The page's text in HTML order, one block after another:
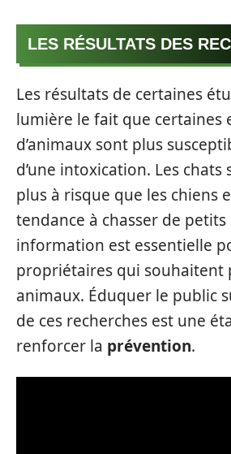
LES RÉSULTATS DES
Les résultats de certaines
lumière le fait que certaines
d’animaux sont plus
d’une intoxication. Les
plus à risque que les chiens
tendance à chasser de petits
information est essentielle
propriétaires qui souhaitent
animaux. Éduquer le public
de ces recherches est une
renforcer la prévention.